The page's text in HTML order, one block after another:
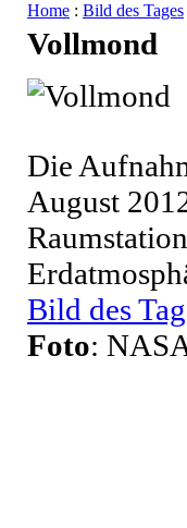
Home : Bild des Tages
Vollmond
Die
August
Bild des
Foto: